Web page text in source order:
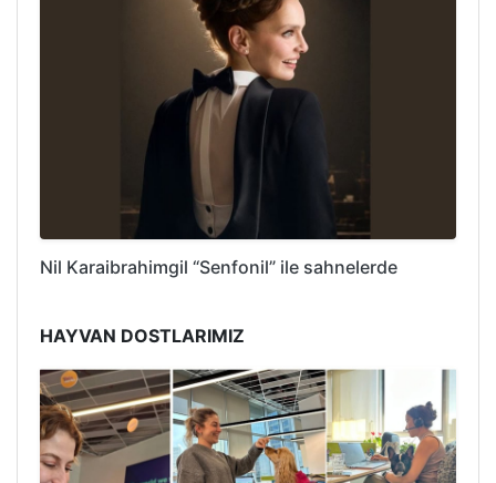
Nil Karaibrahimgil “Senfonil” ile sahnelerde
HAYVAN DOSTLARIMIZ